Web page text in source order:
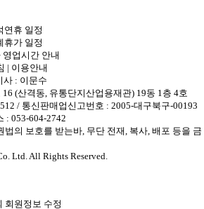
연휴 일정
휴가 일정
업시간 안내
| 이용안내
사 : 이문수
(산격동, 유통단지산업용재관) 19동 1층 4호
/ 통신판매업신고번호 : 2005-대구북구-00193
: 053-604-2742
의 보호를 받는바, 무단 전재, 복사, 배포 등을 금
Ltd. All Rights Reserved.
회원정보 수정